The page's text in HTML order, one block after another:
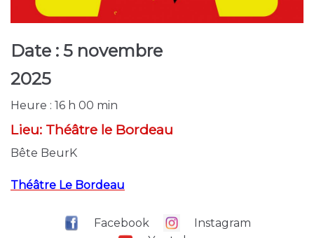
Date : 5 novembre
2025
Heure : 16 h 00 min
Lieu: Théâtre le Bordeau
Bête BeurK
Théâtre Le Bordeau
Facebook
Instagram